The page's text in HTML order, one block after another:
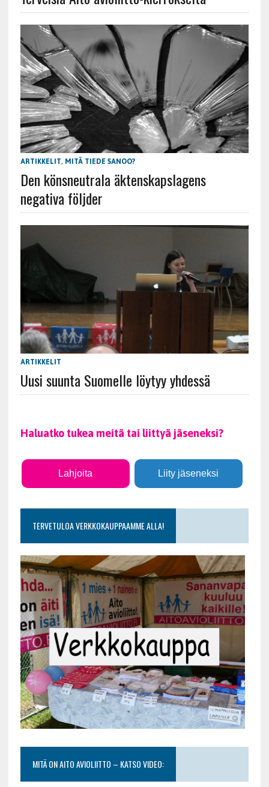
ARTIKKELIT, MITÄ TIEDE SANOO?
Den könsneutrala äktenskapslagens
negativa följder
ARTIKKELIT
Uusi suunta Suomelle löytyy yhdessä
Haluatko tukea meitä tai liittyä jäseneksi?
Lahjoita Liity jäseneksi
TERVETULOA VERKKOKAUPPAAMME ALLA!
MITÄ ON AITO AVIOLIITTO – KATSO VIDEO: